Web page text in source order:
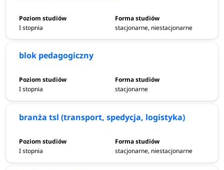
I stopnia stacjonarne, niestacjonarne
blok pedagogiczny
I stopnia stacjonarne
branża tsl (transport, spedycja, logistyka)
I stopnia stacjonarne, niestacjonarne